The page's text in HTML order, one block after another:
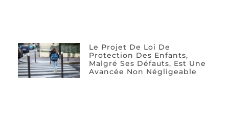
Le Projet De Loi De
Protection Des Enfants,
Malgré Ses Défauts, Est Une
Avancée Non Négligeable